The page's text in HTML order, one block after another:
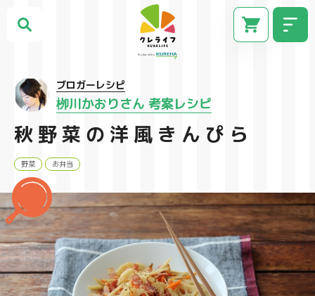
CM
ブロガーレシピ
栁川かおりさん 考案レシピ
秋野菜の洋風きんぴら
野菜 お弁当